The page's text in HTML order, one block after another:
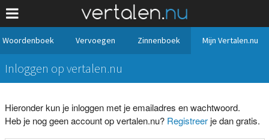
Woordenboek Vervoegen Zinnenboek Mijn Vertalen.nu
Inloggen op vertalen.nu
Hieronder kun je inloggen met je emailadres en wachtwoord.
Heb je nog geen account op vertalen.nu? Registreerje dan gratis.